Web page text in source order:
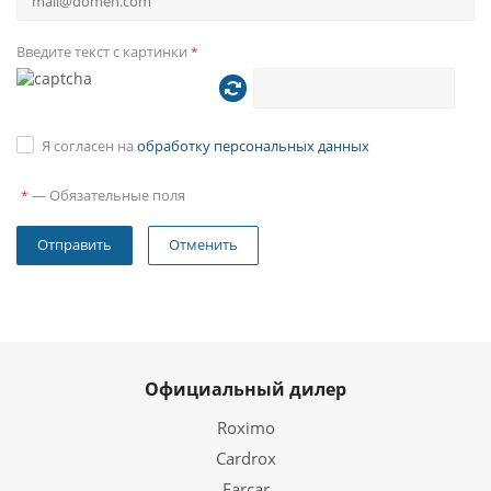
Дисплей:
10.25 дюймов, разрешение
HD качество, высокая яркость;
Управление Multi Touch
(емкостной морозостокий).
Усилитель с процессором RP DSP
5.1 подключается по оптике и
использует шину I2S для снятия
аудиосигнала. (опционально);
Введите текст с картинки *
Я согласен на обработку персональных данных
* — Обязательные поля
Отменить
Официальный дилер
Roximo
Cardrox